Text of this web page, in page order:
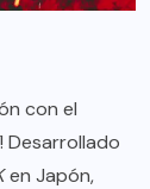
con el
! Desarrollado
en Japón,